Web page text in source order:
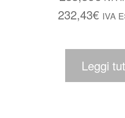
232,43€ IVA
Leggi